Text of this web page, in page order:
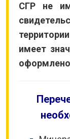
СГР не
имеет